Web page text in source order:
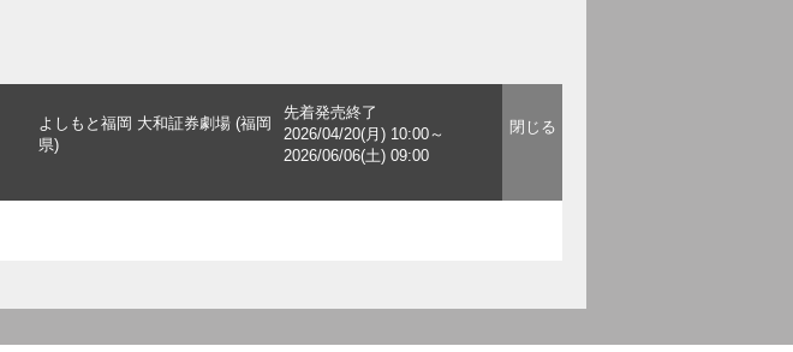
よしもと福岡 大和証券劇場 (福岡
県)
先着発売終了
2026/04/20(月) 10:00～
2026/06/06(土) 09:00